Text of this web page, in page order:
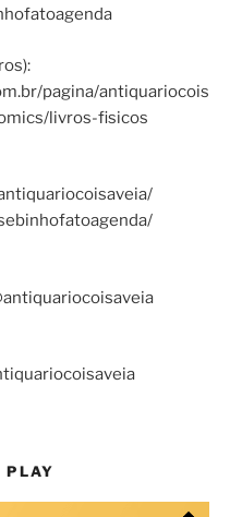
pagina/antiquariocois
livros-fisicos
PLAY